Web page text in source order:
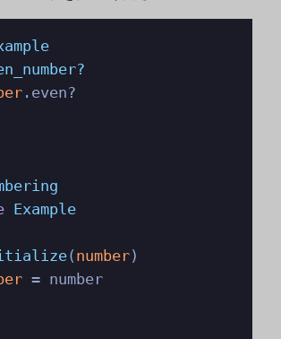
.even?
Example
( number)
= number